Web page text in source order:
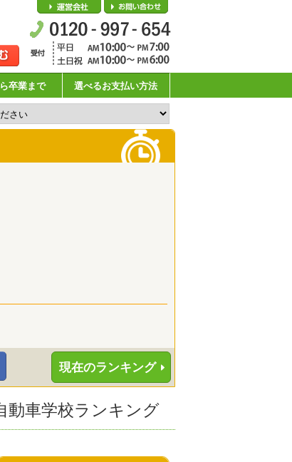
会社概要
卒業まで 選べるお支払い方法
現在のランキング
動車学校ランキング